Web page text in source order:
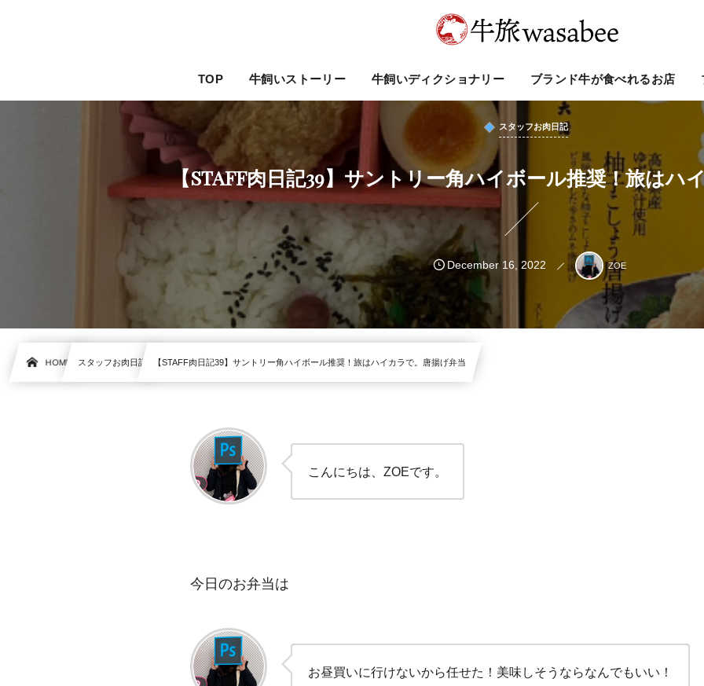
TOP 牛飼いストーリー 牛飼いディクショナリー ブランド牛が食べれるお店
スタッフお肉日記
【STAFF肉日記39】サントリー角ハイボール推奨！旅はハ
December 16 2022 ZOE
HOME スタッフお肉日記 【STAFF肉日記39】サントリー角ハイボール推奨！旅はハイカラで。唐揚げ弁当
こんにちは、ZOEです。
今日のお弁当は
お昼買いに行けないから任せた！美味しそうならなんでもいい！